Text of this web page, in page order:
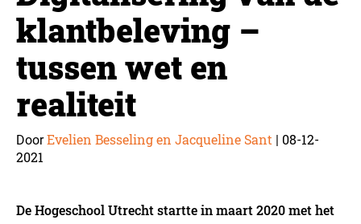
klantbeleving –
tussen wet en
realiteit
DoorEvelien Besseling en Jacqueline Sant | 08-12-
2021
De Hogeschool Utrecht startte in maart 2020 met het